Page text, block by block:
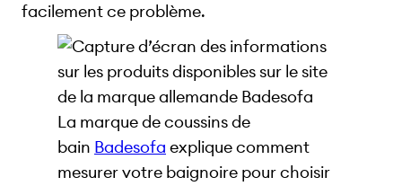
facilement ce problème.
La marque de coussins de
bain Badesofa explique comment
mesurer votre baignoire pour choisir